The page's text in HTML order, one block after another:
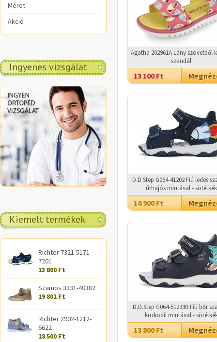
Méret
Akció
Ingyenes vizsgálat
.
Kiemelt termékek
Richter 7321-5171-
7201
13 800 Ft
Szamos 3331-40382
19 801 Ft
Richter 2902-1212-
6622
18 500 Ft
Agatha 202961A Lány szövetből
szandál
13 100 Ft
D.D.Step G064-41202 Fiú ledes
űrhajós mintával - sötétkék
14 900 Ft
D.D.Step G064-51239B Fiú bőr
krokodil mintával -
13 800 Ft